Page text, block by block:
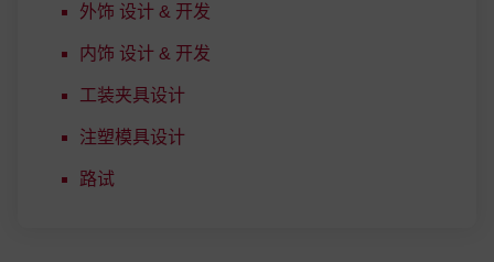
外饰 设计 & 开发
内饰 设计 & 开发
工装夹具设计
注塑模具设计
路试